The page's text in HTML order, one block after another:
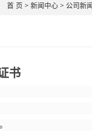
首 页 > 新闻中心 > 公司新
书